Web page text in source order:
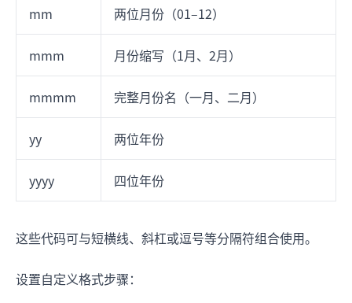
mm 两位月份（01–12）
mmm 月份缩写（1月、2月）
mmmm 完整月份名（一月、二月）
yy 两位年份
yyyy 四位年份
这些代码可与短横线、斜杠或逗号等分隔符组合使用。
设置自定义格式步骤：